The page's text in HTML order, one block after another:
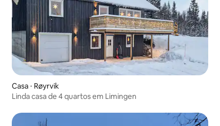
Casa ⋅ Røyrvik
Linda casa de 4 quartos em Limingen